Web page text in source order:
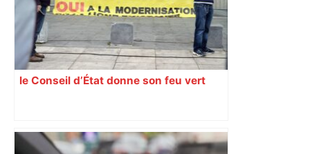
postes" – ladepeche.fr
le Conseil d’État donne son feu vert